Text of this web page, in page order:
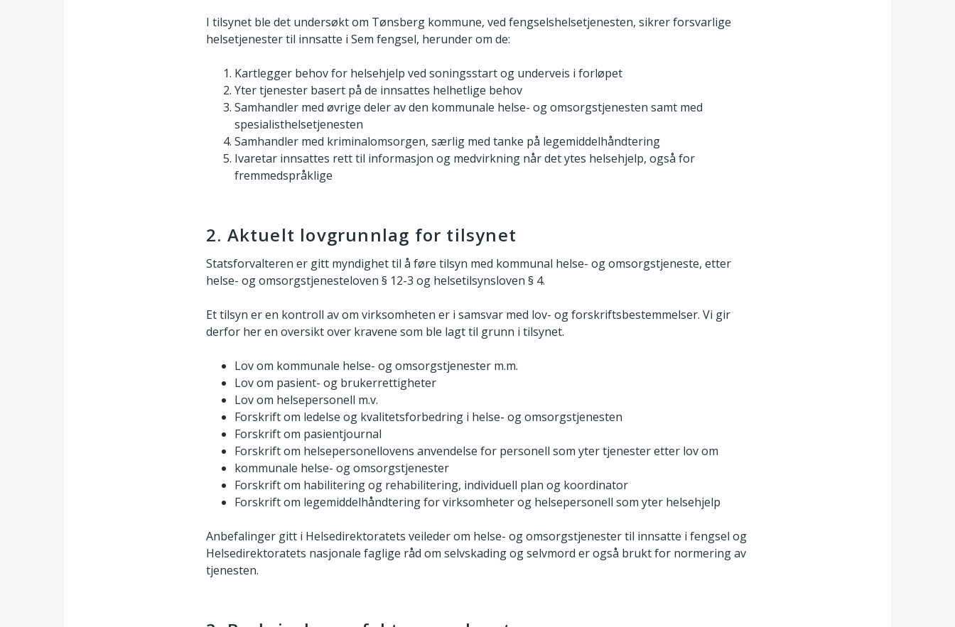
I tilsynet ble det undersøkt om Tønsberg kommune, ved fengselshelsetjenesten, sikrer forsvarlige
helsetjenester til innsatte i Sem fengsel, herunder om de:
Kartlegger behov for helsehjelp ved soningsstart og underveis i forløpet
Yter tjenester basert på de innsattes helhetlige behov
Samhandler med øvrige deler av den kommunale helse- og omsorgstjenesten samt med
spesialisthelsetjenesten
Samhandler med kriminalomsorgen, særlig med tanke på legemiddelhåndtering
Ivaretar innsattes rett til informasjon og medvirkning når det ytes helsehjelp, også for
fremmedspråklige
2. Aktuelt lovgrunnlag for tilsynet
Statsforvalteren er gitt myndighet til å føre tilsyn med kommunal helse- og omsorgstjeneste, etter
helse- og omsorgstjenesteloven § 12-3 og helsetilsynsloven § 4.
Et tilsyn er en kontroll av om virksomheten er i samsvar med lov- og forskriftsbestemmelser. Vi gir
derfor her en oversikt over kravene som ble lagt til grunn i tilsynet.
Lov om kommunale helse- og omsorgstjenester m.m.
Lov om pasient- og brukerrettigheter
Lov om helsepersonell m.v.
Forskrift om ledelse og kvalitetsforbedring i helse- og omsorgstjenesten
Forskrift om pasientjournal
Forskrift om helsepersonellovens anvendelse for personell som yter tjenester etter lov om
kommunale helse- og omsorgstjenester
Forskrift om habilitering og rehabilitering, individuell plan og koordinator
Forskrift om legemiddelhåndtering for virksomheter og helsepersonell som yter helsehjelp
Anbefalinger gitt i Helsedirektoratets veileder om helse- og omsorgstjenester til innsatte i fengsel og
Helsedirektoratets nasjonale faglige råd om selvskading og selvmord er også brukt for normering av
tjenesten.